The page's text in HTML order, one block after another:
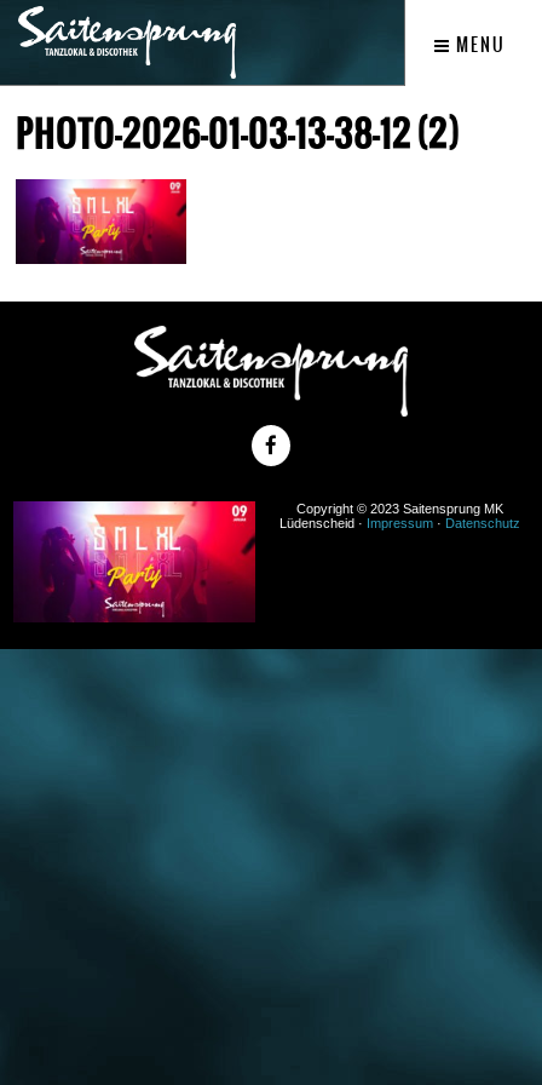
MENU
PHOTO-2026-01-03-13-38-12 (2)
Copyright © 2023 Saitensprung MK
Lüdenscheid · Impressum· Datenschutz